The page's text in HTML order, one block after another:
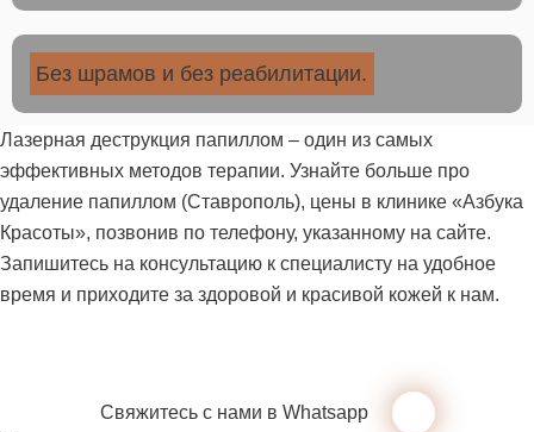
Без шрамов и без реабилитации.
Лазерная деструкция папиллом – один из самых
эффективных методов терапии. Узнайте больше про
удаление папиллом (Ставрополь), цены в клинике «Азбука
Красоты», позвонив по телефону, указанному на сайте.
Запишитесь на консультацию к специалисту на удобное
время и приходите за здоровой и красивой кожей к нам.
Свяжитесь с нами в Whatsapp